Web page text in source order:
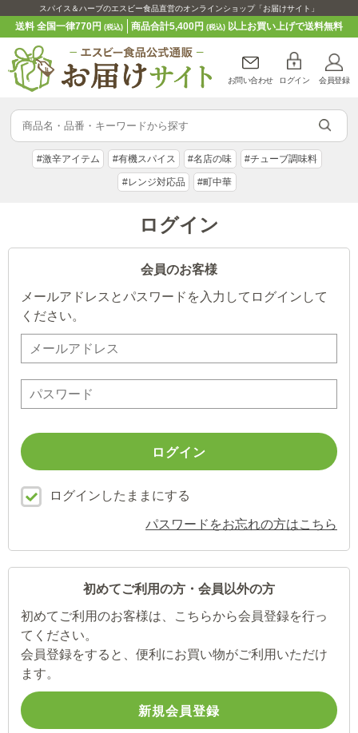
スパイス＆ハーブのエスビー食品直営のオンラインショップ「お届けサイト」
送料 全国一律770円(税込) 商品合計5,400円 (税込)以上お買い上げで送料無料
お問い合わせ ログイン 会員登録
#激辛アイテム #有機スパイス #名店の味 #チューブ調味料
#レンジ対応品 #町中華
ログイン
会員のお客様
メールアドレスとパスワードを入力してログインして
ください。
ログインしたままにする
パスワードをお忘れの方はこちら
初めてご利用の方・会員以外の方
初めてご利用のお客様は、こちらから会員登録を行っ
てください。
会員登録をすると、便利にお買い物がご利用いただけ
ます。